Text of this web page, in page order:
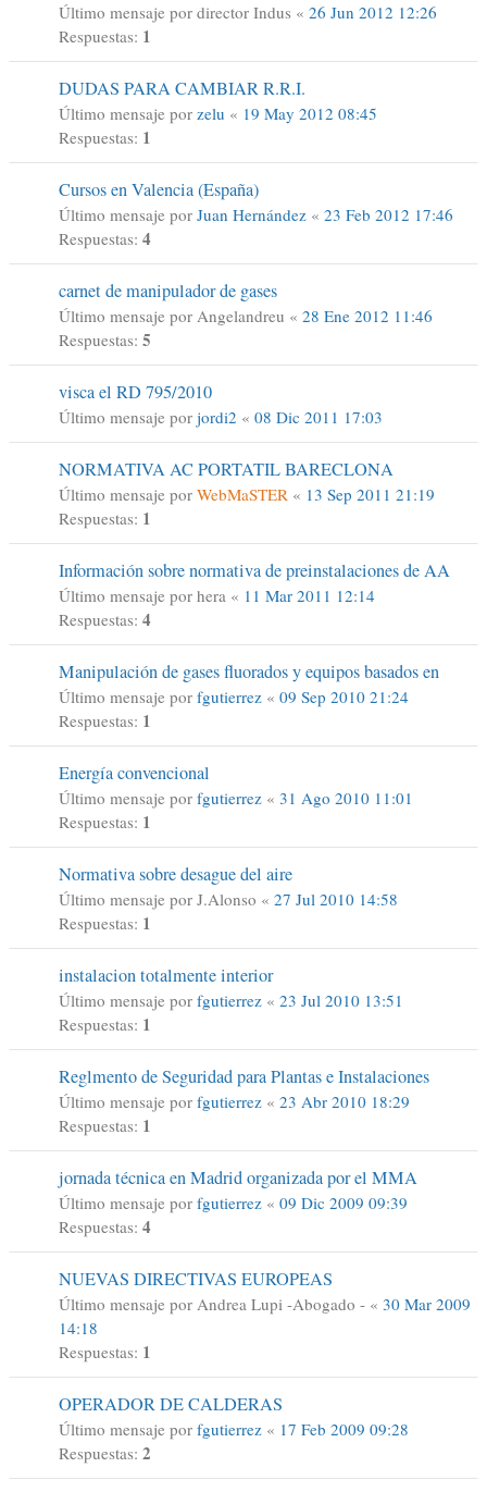
Último mensaje por director Indus « 26 Jun 2012 12:26
Respuestas: 1
DUDAS PARA CAMBIAR R.R.I.
Último mensaje por zelu « 19 May 2012 08:45
Respuestas: 1
Cursos en Valencia (España)
Último mensaje por Juan Hernández « 23 Feb 2012 17:46
Respuestas: 4
carnet de manipulador de gases
Último mensaje por Angelandreu « 28 Ene 2012 11:46
Respuestas: 5
visca el RD 795/2010
Último mensaje por jordi2 « 08 Dic 2011 17:03
NORMATIVA AC PORTATIL BARECLONA
Último mensaje por WebMaSTER « 13 Sep 2011 21:19
Respuestas: 1
Información sobre normativa de preinstalaciones de AA
Último mensaje por hera « 11 Mar 2011 12:14
Respuestas: 4
Manipulación de gases fluorados y equipos basados en
Último mensaje por fgutierrez « 09 Sep 2010 21:24
Respuestas: 1
Energía convencional
Último mensaje por fgutierrez « 31 Ago 2010 11:01
Respuestas: 1
Normativa sobre desague del aire
Último mensaje por J.Alonso « 27 Jul 2010 14:58
Respuestas: 1
instalacion totalmente interior
Último mensaje por fgutierrez « 23 Jul 2010 13:51
Respuestas: 1
Reglmento de Seguridad para Plantas e Instalaciones
Último mensaje por fgutierrez « 23 Abr 2010 18:29
Respuestas: 1
jornada técnica en Madrid organizada por el MMA
Último mensaje por fgutierrez « 09 Dic 2009 09:39
Respuestas: 4
NUEVAS DIRECTIVAS EUROPEAS
Último mensaje por Andrea Lupi -Abogado - « 30 Mar 2009
14:18
Respuestas: 1
OPERADOR DE CALDERAS
Último mensaje por fgutierrez « 17 Feb 2009 09:28
Respuestas: 2